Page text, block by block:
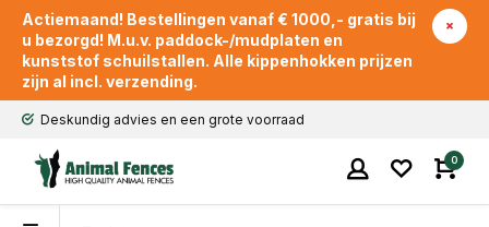
Actiemaand! Bestellingen vanaf € 1000,- gratis bij
u bezorgd! M.u.v. paddock-/mudplaten en
kunststof schuilstallen. Alle kippenhokken prijzen
zijn al incl. verzending.
Deskundig advies en een grote voorraad
0